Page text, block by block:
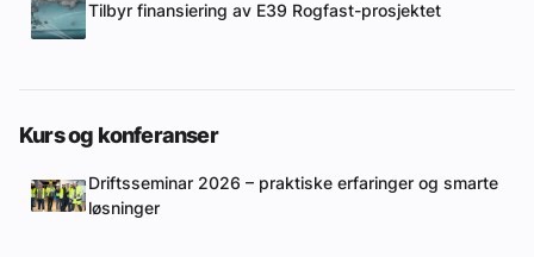
Tilbyr finansiering av E39 Rogfast-prosjektet
Kurs og konferanser
Driftsseminar 2026 – praktiske erfaringer og smarte
løsninger